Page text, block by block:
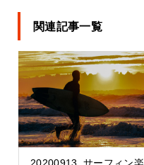
関連記事一覧